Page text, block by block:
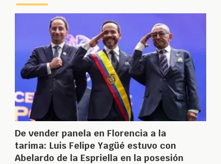
De vender panela en Florencia a la
tarima: Luis Felipe Yagüé estuvo con
Abelardo de la Espriella en la posesión